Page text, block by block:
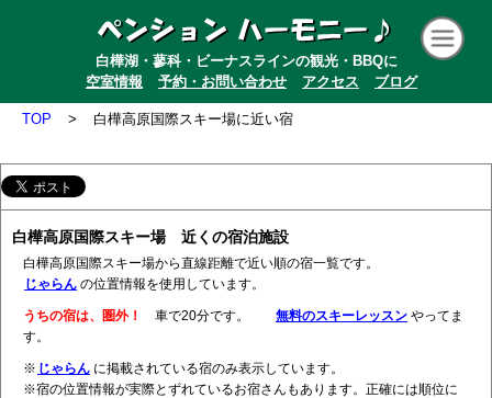
白樺湖・蓼科・ビーナスラインの観光・BBQに
空室情報
予約・お問い合わせ アクセス ブログ
TOP > 白樺高原国際スキー場に近い宿
白樺高原国際スキー場 近くの宿泊施設
白樺高原国際スキー場から直線距離で近い順の宿一覧です。
じゃらん の位置情報を使用しています。
うちの宿は、圏外！ 車で20分です。 無料のスキーレッスン やってま
す。
※ じゃらん に掲載されている宿のみ表示しています。
※宿の位置情報が実際とずれているお宿さんもあります。正確には順位に